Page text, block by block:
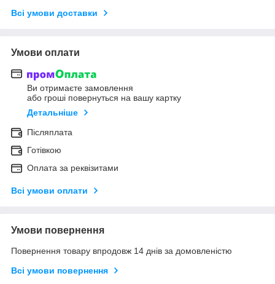
Всі умови доставки
Умови оплати
Ви отримаєте замовлення
або гроші повернуться на вашу картку
Детальніше
Післяплата
Готівкою
Оплата за реквізитами
Всі умови оплати
Умови повернення
Повернення товару впродовж 14 днів за домовленістю
Всі умови повернення